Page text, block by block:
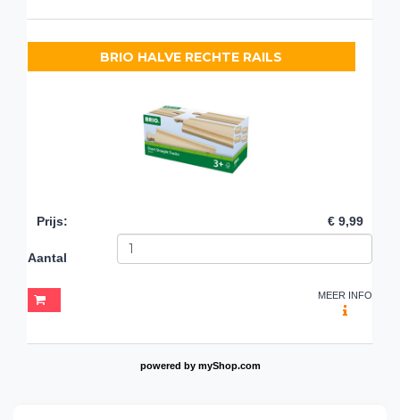
BRIO HALVE RECHTE RAILS
Prijs: € 9,99
Aantal
MEER INFO
powered by myShop.com